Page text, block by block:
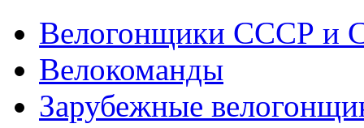
Велогонщики СССР и
Велокоманды
Зарубежные